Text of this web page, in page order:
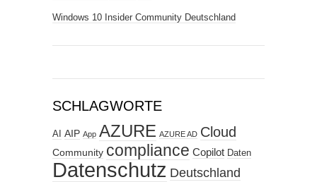
Windows 10 Insider Community Deutschland
SCHLAGWORTE
AI AIP App AZURE AZURE AD Cloud
Community compliance Copilot Daten
Datenschutz Deutschland